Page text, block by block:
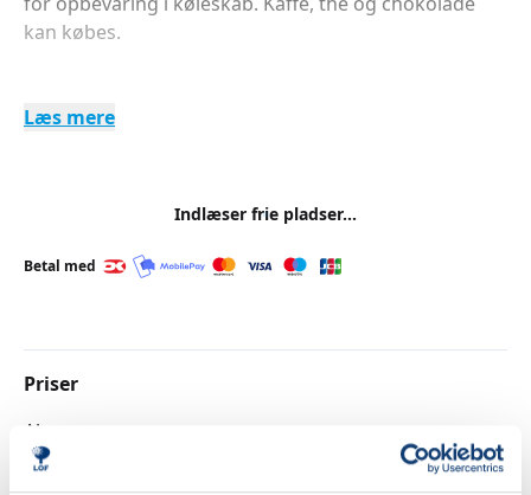
kan købes.
Læs mere
Indlæser frie pladser...
Betal med
Priser
Almen
DKK 510,00